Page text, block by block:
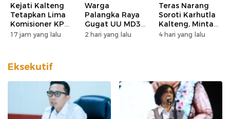
Kejati Kalteng
Tetapkan Lima
Komisioner KPU
Kotim sebagai
17 jam yang lalu
Warga
Palangka Raya
Gugat UU MD3
dan UU P3 ke
2 hari yang lalu
Teras Narang
Soroti Karhutla
Kalteng, Minta
Pengawasan
4 hari yang lalu
Eksekutif